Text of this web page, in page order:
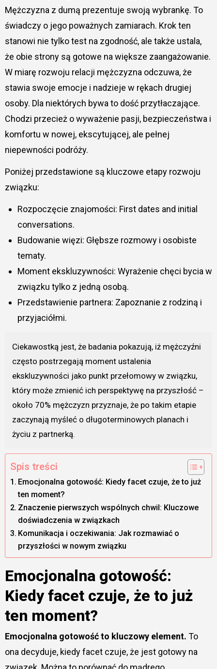
Mężczyzna z dumą prezentuje swoją wybrankę. To
świadczy o jego poważnych zamiarach. Krok ten
stanowi nie tylko test na zgodność, ale także ustala,
że obie strony są gotowe na większe zaangażowanie.
W miarę rozwoju relacji mężczyzna odczuwa, że
stawia swoje emocje i nadzieje w rękach drugiej
osoby. Dla niektórych bywa to dość przytłaczające.
Chodzi przecież o wyważenie pasji, bezpieczeństwa i
komfortu w nowej, ekscytującej, ale pełnej
niepewności podróży.
Poniżej przedstawione są kluczowe etapy rozwoju
związku:
Rozpoczęcie znajomości: First dates and initial
conversations.
Budowanie więzi: Głębsze rozmowy i osobiste
tematy.
Moment ekskluzywności: Wyrażenie chęci bycia w
związku tylko z jedną osobą.
Przedstawienie partnera: Zapoznanie z rodziną i
przyjaciółmi.
Ciekawostką jest, że badania pokazują, iż mężczyźni
często postrzegają moment ustalenia
ekskluzywności jako punkt przełomowy w związku,
który może zmienić ich perspektywę na przyszłość –
około 70% mężczyzn przyznaje, że po takim etapie
zaczynają myśleć o długoterminowych planach i
życiu z partnerką.
Spis treści
Emocjonalna gotowość: Kiedy facet czuje, że to już
ten moment?
Znaczenie pierwszych wspólnych chwil: Kluczowe
doświadczenia w związkach
Komunikacja i oczekiwania: Jak rozmawiać o
przyszłości w nowym związku
Emocjonalna gotowość:
Kiedy facet czuje, że to już
ten moment?
Emocjonalna gotowość to kluczowy element. To
ona decyduje, kiedy facet czuje, że jest gotowy na